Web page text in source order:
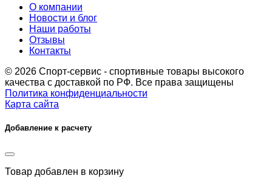
О компании
Новости и блог
Наши работы
Отзывы
Контакты
© 2026 Спорт-сервис - спортивные товары высокого
качества с доставкой по РФ. Все права защищены
Политика конфиденциальности
Карта сайта
Добавление к расчету
Товар добавлен в корзину